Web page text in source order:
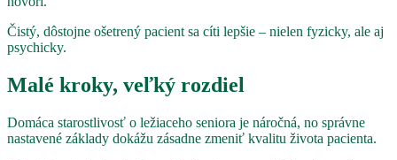
Čistý, dôstojne ošetrený pacient sa cíti lepšie – nielen fyzicky, ale aj
psychicky.
Malé kroky, veľký rozdiel
Domáca starostlivosť o ležiaceho seniora je náročná, no správne
nastavené základy dokážu zásadne zmeniť kvalitu života pacienta.